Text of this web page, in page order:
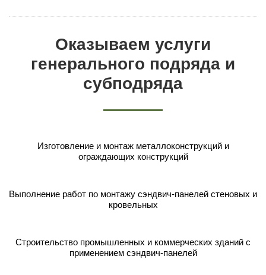
Оказываем услуги
генерального подряда и
субподряда
Изготовление и монтаж металлоконструкций и
ограждающих конструкций
Выполнение работ по монтажу сэндвич-панелей стеновых и
кровельных
Строительство промышленных и коммерческих зданий с
применением сэндвич-панелей